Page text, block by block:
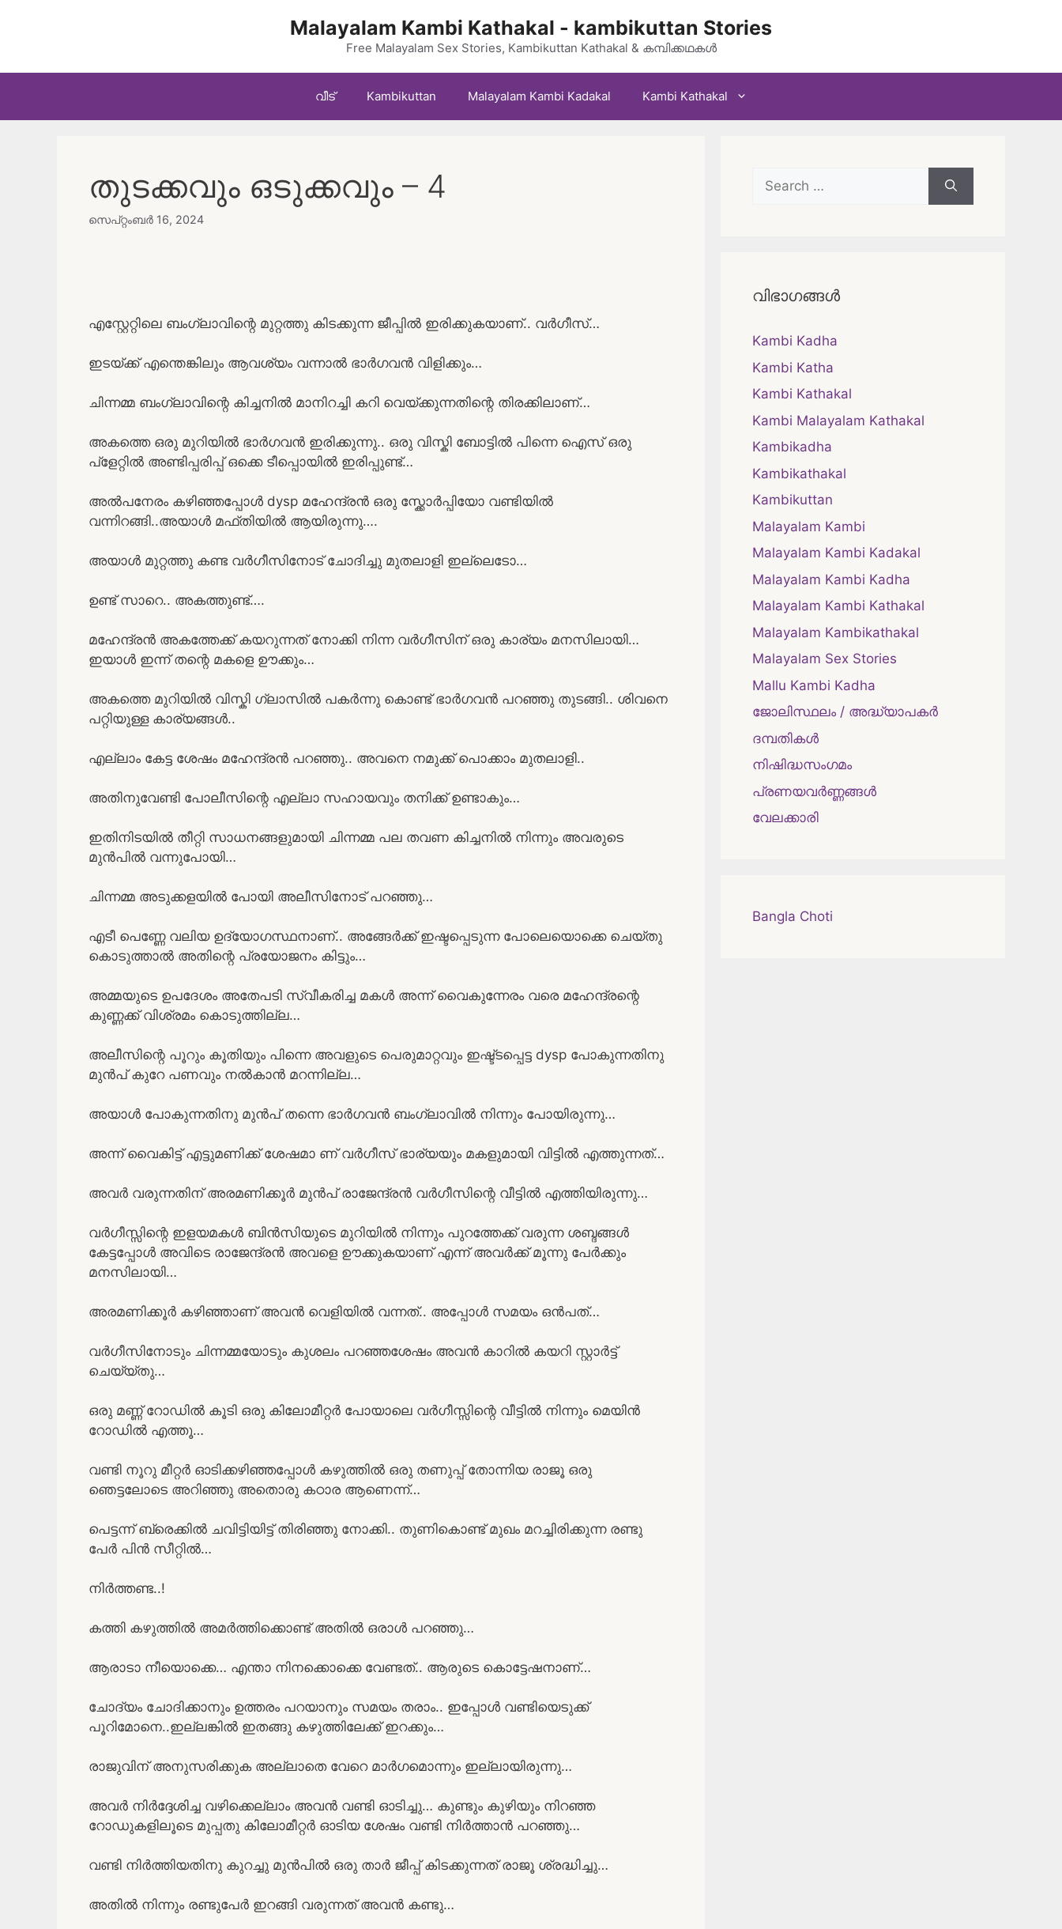
Malayalam Kambi Kathakal - kambikuttan Stories
Free Malayalam Sex Stories, Kambikuttan Kathakal & കമ്പിക്കഥകൾ
വീട് Kambikuttan Malayalam Kambi Kadakal Kambi Kathakal
തുടക്കവും ഒടുക്കവും – 4
സെപ്റ്റംബർ 16, 2024
എസ്റ്റേറ്റിലെ ബംഗ്ലാവിന്റെ മുറ്റത്തു കിടക്കുന്ന ജീപ്പിൽ ഇരിക്കുകയാണ്.. വർഗീസ്…
ഇടയ്ക്ക് എന്തെങ്കിലും ആവശ്യം വന്നാൽ ഭാർഗവൻ വിളിക്കും…
ചിന്നമ്മ ബംഗ്ലാവിന്റെ കിച്ചനിൽ മാനിറച്ചി കറി വെയ്ക്കുന്നതിന്റെ തിരക്കിലാണ്…
അകത്തെ ഒരു മുറിയിൽ ഭാർഗവൻ ഇരിക്കുന്നു.. ഒരു വിസ്കി ബോട്ടിൽ പിന്നെ ഐസ് ഒരു
പ്ളേറ്റിൽ അണ്ടിപ്പരിപ്പ് ഒക്കെ ടീപ്പൊയിൽ ഇരിപ്പുണ്ട്…
അൽപനേരം കഴിഞ്ഞപ്പോൾ dysp മഹേന്ദ്രൻ ഒരു സ്ക്കോർപ്പിയോ വണ്ടിയിൽ
വന്നിറങ്ങി..അയാൾ മഫ്തിയിൽ ആയിരുന്നു….
അയാൾ മുറ്റത്തു കണ്ട വർഗീസിനോട് ചോദിച്ചു മുതലാളി ഇല്ലെടോ…
ഉണ്ട് സാറെ.. അകത്തുണ്ട്….
മഹേന്ദ്രൻ അകത്തേക്ക് കയറുന്നത് നോക്കി നിന്ന വർഗീസിന് ഒരു കാര്യം മനസിലായി…
ഇയാൾ ഇന്ന് തന്റെ മകളെ ഊക്കും…
അകത്തെ മുറിയിൽ വിസ്കി ഗ്ലാസിൽ പകർന്നു കൊണ്ട് ഭാർഗവൻ പറഞ്ഞു തുടങ്ങി.. ശിവനെ
പറ്റിയുള്ള കാര്യങ്ങൾ..
എല്ലാം കേട്ട ശേഷം മഹേന്ദ്രൻ പറഞ്ഞു.. അവനെ നമുക്ക് പൊക്കാം മുതലാളി..
അതിനുവേണ്ടി പോലീസിന്റെ എല്ലാ സഹായവും തനിക്ക് ഉണ്ടാകും…
ഇതിനിടയിൽ തീറ്റി സാധനങ്ങളുമായി ചിന്നമ്മ പല തവണ കിച്ചനിൽ നിന്നും അവരുടെ
മുൻപിൽ വന്നുപോയി…
ചിന്നമ്മ അടുക്കളയിൽ പോയി അലീസിനോട് പറഞ്ഞു…
എടീ പെണ്ണേ വലിയ ഉദ്യോഗസ്ഥനാണ്.. അങ്ങേർക്ക് ഇഷ്ടപ്പെടുന്ന പോലെയൊക്കെ ചെയ്തു
കൊടുത്താൽ അതിന്റെ പ്രയോജനം കിട്ടും…
അമ്മയുടെ ഉപദേശം അതേപടി സ്വീകരിച്ച മകൾ അന്ന് വൈകുന്നേരം വരെ മഹേന്ദ്രന്റെ
കുണ്ണക്ക് വിശ്രമം കൊടുത്തില്ല…
അലീസിന്റെ പൂറും കൂതിയും പിന്നെ അവളുടെ പെരുമാറ്റവും ഇഷ്ട്ടപ്പെട്ട dysp പോകുന്നതിനു
മുൻപ് കുറേ പണവും നൽകാൻ മറന്നില്ല…
അയാൾ പോകുന്നതിനു മുൻപ് തന്നെ ഭാർഗവൻ ബംഗ്ലാവിൽ നിന്നും പോയിരുന്നു…
അന്ന് വൈകിട്ട് എട്ടുമണിക്ക് ശേഷമാ ണ് വർഗീസ് ഭാര്യയും മകളുമായി വിട്ടിൽ എത്തുന്നത്…
അവർ വരുന്നതിന് അരമണിക്കൂർ മുൻപ് രാജേന്ദ്രൻ വർഗീസിന്റെ വീട്ടിൽ എത്തിയിരുന്നു…
വർഗീസ്സിന്റെ ഇളയമകൾ ബിൻസിയുടെ മുറിയിൽ നിന്നും പുറത്തേക്ക് വരുന്ന ശബ്ദങ്ങൾ
കേട്ടപ്പോൾ അവിടെ രാജേന്ദ്രൻ അവളെ ഊക്കുകയാണ് എന്ന് അവർക്ക് മൂന്നു പേർക്കും
മനസിലായി…
അരമണിക്കൂർ കഴിഞ്ഞാണ് അവൻ വെളിയിൽ വന്നത്.. അപ്പോൾ സമയം ഒൻപത്…
വർഗീസിനോടും ചിന്നമ്മയോടും കുശലം പറഞ്ഞശേഷം അവൻ കാറിൽ കയറി സ്റ്റാർട്ട്
ചെയ്യ്തു…
ഒരു മണ്ണ് റോഡിൽ കൂടി ഒരു കിലോമീറ്റർ പോയാലെ വർഗീസ്സിന്റെ വീട്ടിൽ നിന്നും മെയിൻ
റോഡിൽ എത്തൂ…
വണ്ടി നൂറു മീറ്റർ ഓടിക്കഴിഞ്ഞപ്പോൾ കഴുത്തിൽ ഒരു തണുപ്പ് തോന്നിയ രാജൂ ഒരു
ഞെട്ടലോടെ അറിഞ്ഞു അതൊരു കഠാര ആണെന്ന്…
പെട്ടന്ന് ബ്രെക്കിൽ ചവിട്ടിയിട്ട് തിരിഞ്ഞു നോക്കി.. തുണികൊണ്ട് മുഖം മറച്ചിരിക്കുന്ന രണ്ടു
പേർ പിൻ സീറ്റിൽ…
നിർത്തണ്ട..!
കത്തി കഴുത്തിൽ അമർത്തിക്കൊണ്ട് അതിൽ ഒരാൾ പറഞ്ഞു…
ആരാടാ നീയൊക്കെ… എന്താ നിനക്കൊക്കെ വേണ്ടത്.. ആരുടെ കൊട്ടേഷനാണ്…
ചോദ്യം ചോദിക്കാനും ഉത്തരം പറയാനും സമയം തരാം.. ഇപ്പോൾ വണ്ടിയെടുക്ക്
പൂറിമോനെ..ഇല്ലങ്കിൽ ഇതങ്ങു കഴുത്തിലേക്ക് ഇറക്കും…
രാജുവിന് അനുസരിക്കുക അല്ലാതെ വേറെ മാർഗമൊന്നും ഇല്ലായിരുന്നു…
അവർ നിർദ്ദേശിച്ച വഴിക്കെല്ലാം അവൻ വണ്ടി ഓടിച്ചു… കുണ്ടും കുഴിയും നിറഞ്ഞ
റോഡുകളിലൂടെ മുപ്പതു കിലോമീറ്റർ ഓടിയ ശേഷം വണ്ടി നിർത്താൻ പറഞ്ഞു…
വണ്ടി നിർത്തിയതിനു കുറച്ചു മുൻപിൽ ഒരു താർ ജീപ്പ് കിടക്കുന്നത് രാജൂ ശ്രദ്ധിച്ചു…
അതിൽ നിന്നും രണ്ടുപേർ ഇറങ്ങി വരുന്നത് അവൻ കണ്ടു…
Search
for:
വിഭാഗങ്ങൾ
Kambi Kadha
Kambi Katha
Kambi Kathakal
Kambi Malayalam Kathakal
Kambikadha
Kambikathakal
Kambikuttan
Malayalam Kambi
Malayalam Kambi Kadakal
Malayalam Kambi Kadha
Malayalam Kambi Kathakal
Malayalam Kambikathakal
Malayalam Sex Stories
Mallu Kambi Kadha
ജോലിസ്ഥലം / അദ്ധ്യാപകർ
ദമ്പതികള്‍
നിഷിദ്ധസംഗമം
പ്രണയവർണ്ണങ്ങൾ
വേലക്കാരി
Bangla Choti